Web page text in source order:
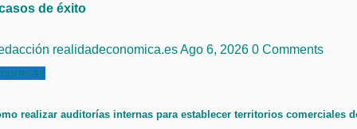
de éxito
realidadeconomica.esAgo 6, 2026 0 Comments
realizar auditorías internas para establecer territorios comerciales